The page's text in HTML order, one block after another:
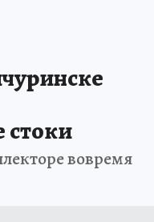
стоки
вовремя